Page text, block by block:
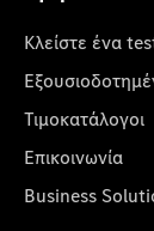
Κλείστε ένα
Τιμοκατάλογοι
Επικοινωνία
Business